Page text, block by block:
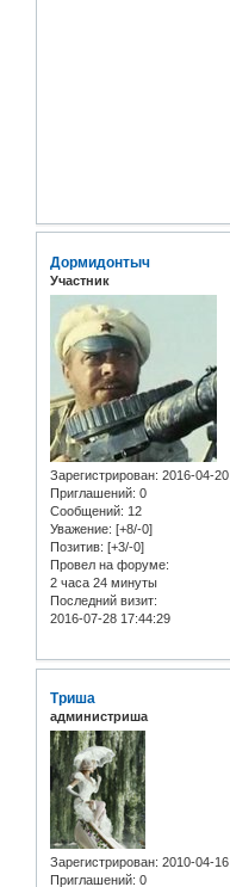
Дормидонтыч
Участник
Зарегистрирован: 2016-04-20
Приглашений: 0
Сообщений: 12
Уважение: [+8/-0]
Позитив: [+3/-0]
Провел на форуме:
2 часа 24 минуты
Последний визит:
2016-07-28 17:44:29
Триша
администриша
Зарегистрирован: 2010-04-16
Приглашений: 0